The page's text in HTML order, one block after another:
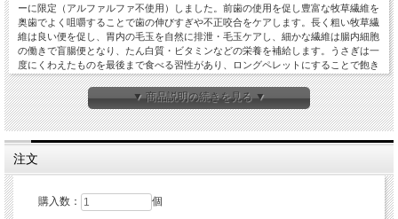
ーに限定（アルファルファ不使用）しました。前歯の使用を促し豊富な牧草繊維を
奥歯でよく咀嚼することで歯の伸びすぎや不正咬合をケアします。長く粗い牧草繊
維は良い便を促し、胃内の毛玉を自然に排泄・毛玉ケアし、細かな繊維は腸内細胞
の働きで盲腸便となり、たん白質・ビタミンなどの栄養を補給します。うさぎは一
度にくわえたものを最後まで食べる習性があり、ロングペレットにすることで飽き
ずに食べることができます。６か月齢以上のうさぎ用。獣医師共同開発商品。
成分
粗たん白質13.0～15.0％、粗脂肪2.0～3.0％、粗繊維22.0～
26.0％、粗灰分4.0～6.0％、水分10.0％以下、カルシウム0.3～
0.5％、約240Kcal/100g
鉛、硫酸鉄等ミネラルミックス、オリゴ糖、乳酸菌EC-12（殺菌
処理）
▼ 商品説明の続きを見る ▼
注文
購入数： 個